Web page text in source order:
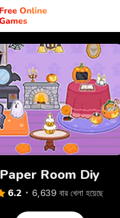
Paper Room Diy
6.2 6,639 বার খেলা হয়েছে